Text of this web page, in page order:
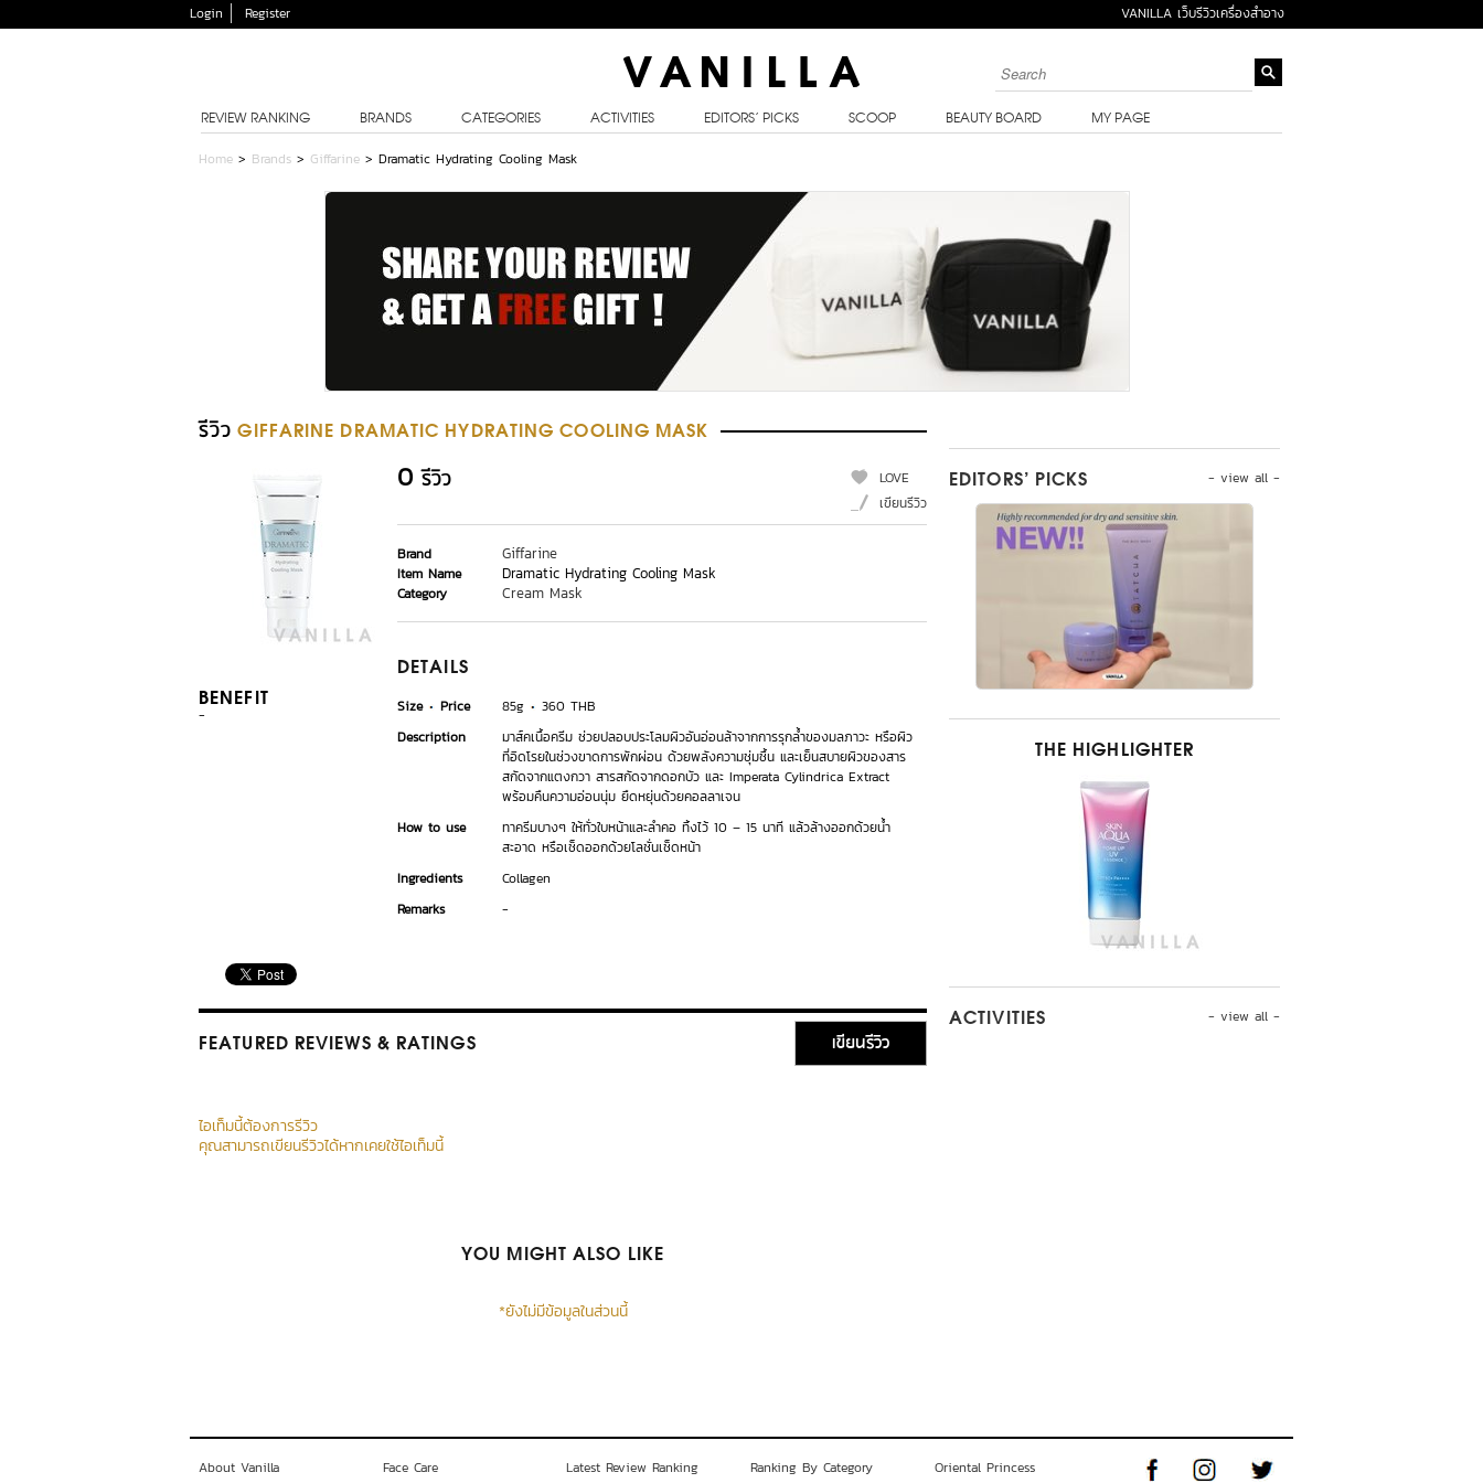
Login Register VANILLA เว็บรีวิวเครื่องสำอาง
REVIEW RANKING BRANDS CATEGORIES ACTIVITIES EDITORS’ PICKS SCOOP BEAUTY BOARD MY PAGE
Home > Brands > Giffarine > Dramatic Hydrating Cooling Mask
รีวิว GIFFARINE DRAMATIC HYDRATING COOLING MASK
BENEFIT
-
0 รีวิว
LOVE
เขียนรีวิว
Brand Giffarine
Item Name Dramatic Hydrating Cooling Mask
Category Cream Mask
DETAILS
Size Price 85g
360 THB
Description
มาส์คเนื้อครีม ช่วยปลอบประโลมผิวอันอ่อนล้าจากการรุกล้ำของมลภาวะ หรือผิว
ที่อิดโรยในช่วงขาดการพักผ่อน ด้วยพลังความชุ่มชื้น และเย็นสบายผิวของสาร
สกัดจากแตงกวา สารสกัดจากดอกบัว และ Imperata Cylindrica Extract
พร้อมคืนความอ่อนนุ่ม ยืดหยุ่นด้วยคอลลาเจน
How to use
ทาครีมบางๆ ให้ทั่วใบหน้าและลำคอ ทิ้งไว้ 10 – 15 นาที แล้วล้างออกด้วยน้ำ
สะอาด หรือเช็ดออกด้วยโลชั่นเช็ดหน้า
Ingredients
Collagen
Remarks
-
FEATURED REVIEWS & RATINGS เขียนรีวิว
ไอเท็มนี้ต้องการรีวิว
คุณสามารถเขียนรีวิวได้หากเคยใช้ไอเท็มนี้
YOU MIGHT ALSO LIKE
*ยังไม่มีข้อมูลในส่วนนี้
- view all -
EDITORS’ PICKS
THE HIGHLIGHTER
- view all -
ACTIVITIES
About Vanilla Face Care Latest Review Ranking Ranking By Category Oriental Princess